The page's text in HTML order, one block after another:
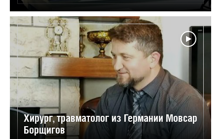
Хирург, травматолог из Германии Мовсар
Борщигов